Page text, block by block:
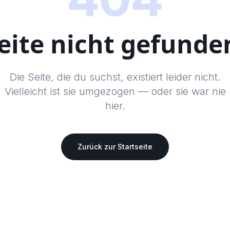
nicht
Die Seite, die du suchst, existiert leider nicht.
Vielleicht ist sie umgezogen — oder sie war nie
hier.
Zurück zur Startseite